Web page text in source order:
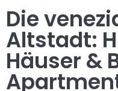
Die
Altstadt:
Häuser &